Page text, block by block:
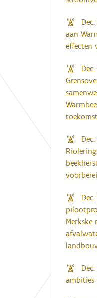
aan
effecten
Merkske
ambities